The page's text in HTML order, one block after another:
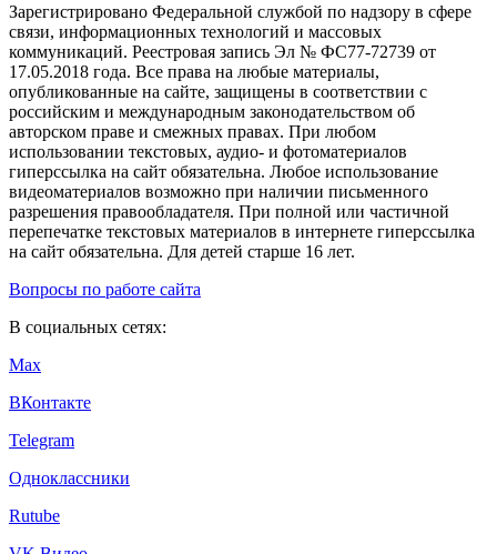
Зарегистрировано Федеральной службой по надзору в сфере
связи, информационных технологий и массовых
коммуникаций. Реестровая запись Эл № ФС77-72739 от
17.05.2018 года. Все права на любые материалы,
опубликованные на сайте, защищены в соответствии с
российским и международным законодательством об
авторском праве и смежных правах. При любом
использовании текстовых, аудио- и фотоматериалов
гиперссылка на сайт обязательна. Любое использование
видеоматериалов возможно при наличии письменного
разрешения правообладателя. При полной или частичной
перепечатке текстовых материалов в интернете гиперссылка
на сайт обязательна. Для детей старше 16 лет.
Вопросы по работе сайта
В социальных сетях:
Max
ВКонтакте
Telegram
Одноклассники
Rutube